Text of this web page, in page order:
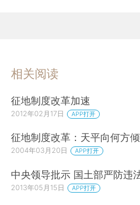
相关阅读
征地制度改革加速
2012年02月17日 APP打开
征地制度改革：天平向何方
2004年03月20日 APP打开
中央领导批示 国土部严防违
2013年05月15日 APP打开